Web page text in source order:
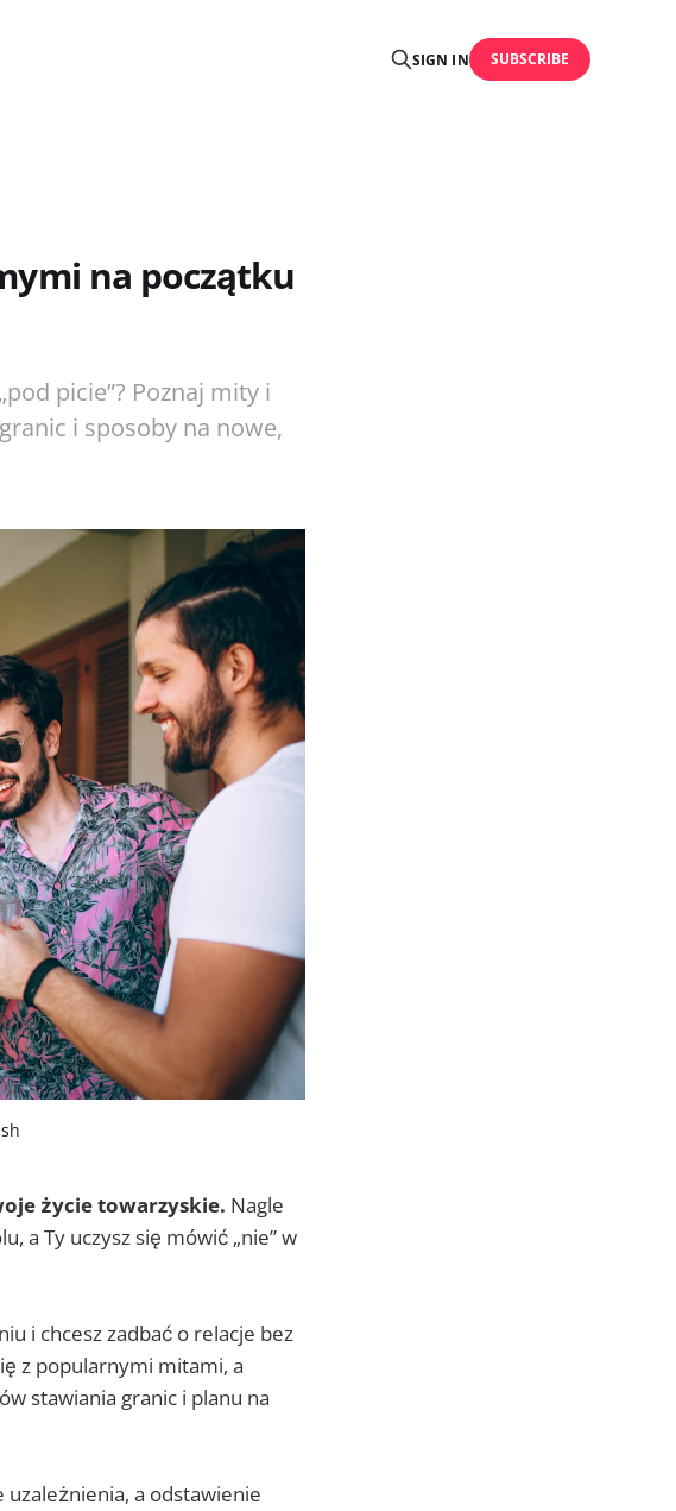
SIGN IN SUBSCRIBE
na początku
picie”? Poznaj mity i
i sposoby na nowe,
życie towarzyskie. Nagle
a Ty uczysz się mówić „nie” w
i chcesz zadbać o relacje bez
z popularnymi mitami, a
stawiania granic i planu na
uzależnienia, a odstawienie